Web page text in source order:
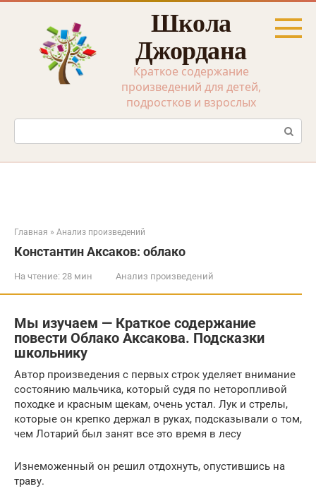
Перейти
Школа
Джордана
Краткое содержание
произведений для детей,
подростков и взрослых
Поиск:
Главная » Анализ произведений
Константин Аксаков: облако
На чтение: 28 мин Анализ произведений
Мы изучаем — Краткое содержание
повести Облако Аксакова. Подсказки
школьнику
Автор произведения с первых строк уделяет внимание
состоянию мальчика, который судя по неторопливой
походке и красным щекам, очень устал. Лук и стрелы,
которые он крепко держал в руках, подсказывали о том,
чем Лотарий был занят все это время в лесу
Изнеможенный он решил отдохнуть, опустившись на
траву.